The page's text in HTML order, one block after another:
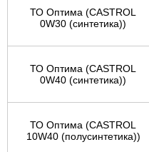
ТО Оптима (CASTROL
0W30 (синтетика))
ТО Оптима (CASTROL
0W40 (синтетика))
ТО Оптима (CASTROL
10W40 (полусинтетика))